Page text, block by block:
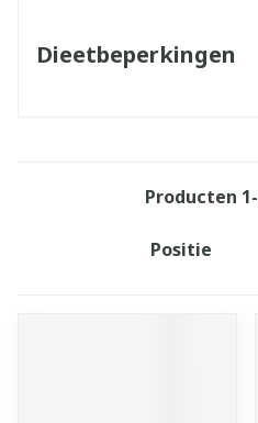
Dieetbeperkingen
Producten 1-
Sorteer op: